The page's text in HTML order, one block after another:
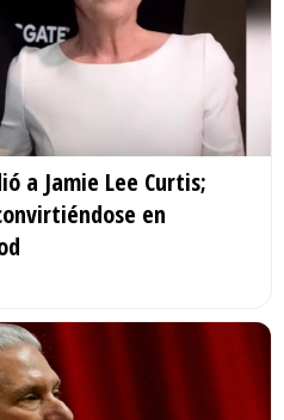
a Jamie Lee Curtis;
en